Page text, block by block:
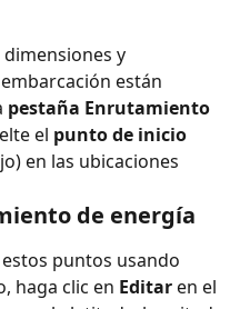
y
están
pestaña Enrutamiento
el punto de inicio
en las ubicaciones
de energía
puntos usando
haga clic en Editar en el